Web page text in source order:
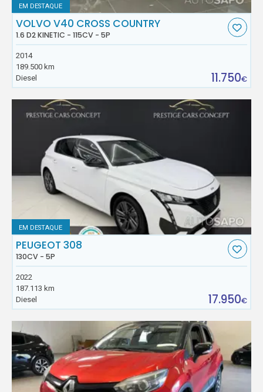
EM DESTAQUE
VOLVO V40 CROSS COUNTRY
1.6 D2 KINETIC - 115CV - 5P
2014
189.500 km
Diesel
11.750€
EM DESTAQUE
PEUGEOT 308
130CV - 5P
2022
187.113 km
Diesel
17.950€